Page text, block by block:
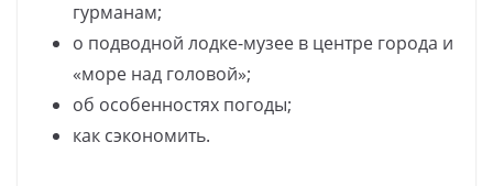
гурманам;
о подводной лодке-музее в центре города и
«море над головой»;
об особенностях погоды;
как сэкономить.